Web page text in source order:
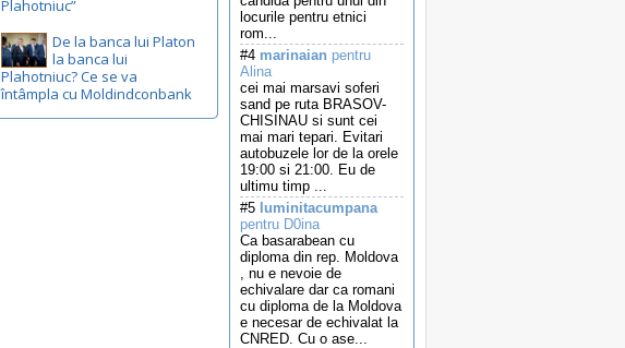
locurile pentru etnici
rom...
#4 marinaian pentru
Alina
cei mai marsavi soferi
sand pe ruta BRASOV-
CHISINAU si sunt cei
mai mari tepari. Evitari
autobuzele lor de la orele
19:00 si 21:00. Eu de
ultimu timp ...
#5 luminitacumpana
pentru D0ina
Ca basarabean cu
diploma din rep. Moldova
, nu e nevoie de
echivalare dar ca romani
cu diploma de la Moldova
e necesar de echivalat la
CNRED. Cu o ase...
Plahotniuc”
De la banca lui Platon
la banca lui
Plahotniuc? Ce se va
întâmpla cu Moldindconbank